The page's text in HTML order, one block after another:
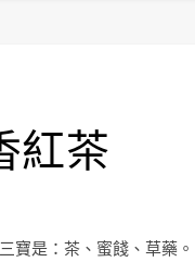
紅茶
寶是：茶、蜜餞、草藥。